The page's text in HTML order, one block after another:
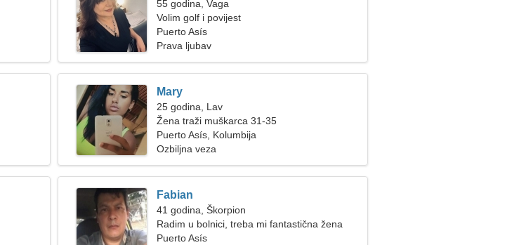
55 godina, Vaga
Volim golf i povijest
Puerto Asís
Prava ljubav
Mary
25 godina, Lav
Žena traži muškarca 31-35
Puerto Asís, Kolumbija
Ozbiljna veza
Fabian
41 godina, Škorpion
Radim u bolnici, treba mi fantastična žena
Puerto Asís